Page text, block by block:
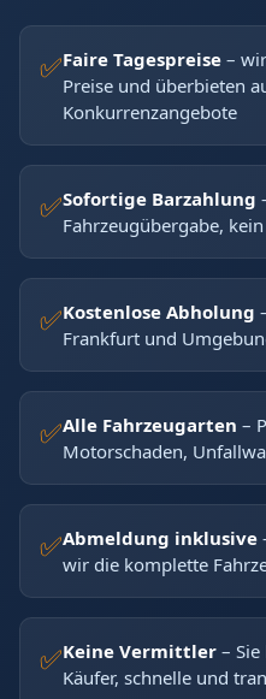
✅Faire Tagespreise –
Preise und überbieten
Konkurrenzangebote
✅Sofortige Barzahlung
Fahrzeugübergabe,
✅Kostenlose Abholung
Frankfurt und
✅Alle Fahrzeugarten –
Motorschaden,
✅Abmeldung inklusive
wir die komplette
✅Keine Vermittler –
Käufer, schnelle und